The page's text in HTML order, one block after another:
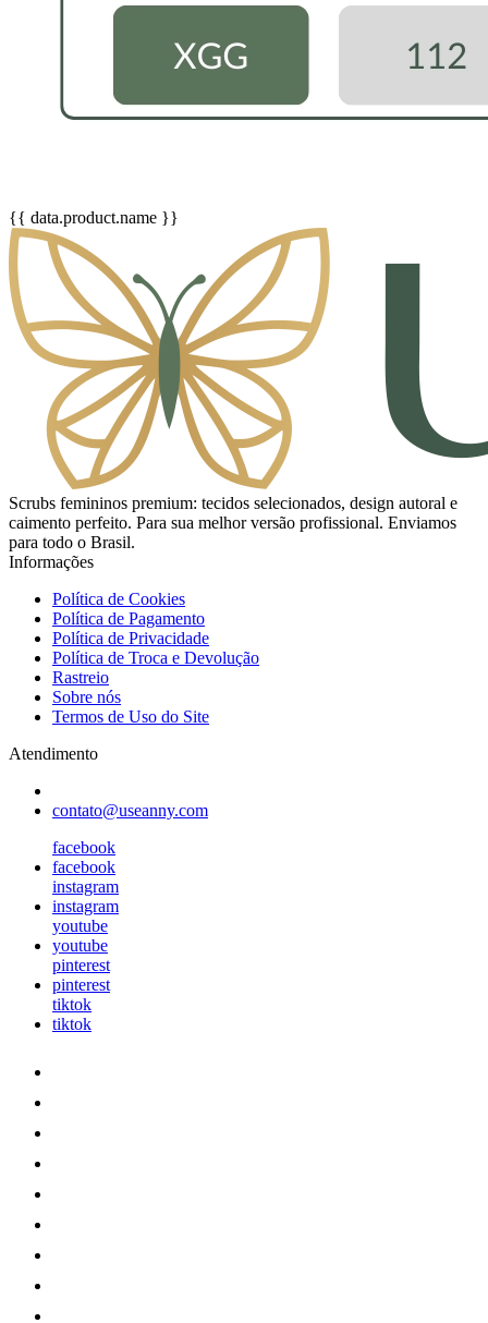
{{ data.product.name }}
Scrubs femininos premium: tecidos selecionados, design autoral e
caimento perfeito. Para sua melhor versão profissional. Enviamos
para todo o Brasil.
Informações
Política de Cookies
Política de Pagamento
Política de Privacidade
Política de Troca e Devolução
Rastreio
Sobre nós
Termos de Uso do Site
Atendimento
contato@useanny.com
facebook
facebook
instagram
instagram
youtube
youtube
pinterest
pinterest
tiktok
tiktok